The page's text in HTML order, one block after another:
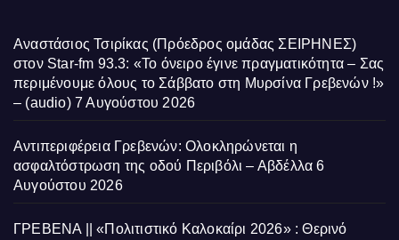
Αναστάσιος Τσιρίκας (Πρόεδρος ομάδας ΣΕΙΡΗΝΕΣ)
στον Star-fm 93.3: «Το όνειρο έγινε πραγματικότητα – Σας
περιμένουμε όλους το Σάββατο στη Μυρσίνα Γρεβενών !»
– (audio) 7 Αυγούστου 2026
Αντιπεριφέρεια Γρεβενών: Ολοκληρώνεται η
ασφαλτόστρωση της οδού Περιβόλι – Αβδέλλα 6
Αυγούστου 2026
ΓΡΕΒΕΝΑ || «Πολιτιστικό Καλοκαίρι 2026» : Θερινό